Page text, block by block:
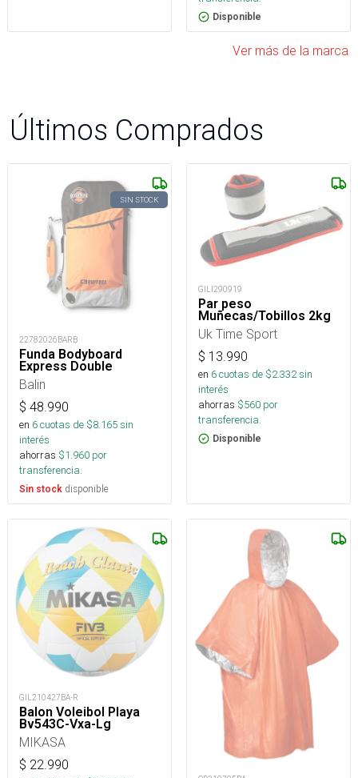
Disponible
Ver más de la marca
Últimos Comprados
SIN STOCK
22782026BARB
Funda Bodyboard
Express Double
Balin
$ 48.990
en 6cuotas de $8.165sin
interés
ahorras $1.960 por
transferencia.
Sin stock disponible
GILI290919
Par peso
Muñecas/Tobillos 2kg
Uk Time Sport
$ 13.990
en 6cuotas de $2.332sin
interés
ahorras $560 por
transferencia.
Disponible
GIL210427BA-R
Balon Voleibol Playa
Bv543C-Vxa-Lg
MIKASA
$ 22.990